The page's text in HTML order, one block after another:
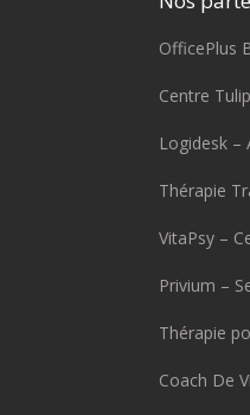
OfficePlus
Centre
Logidesk –
Thérapie
VitaPsy –
Privium –
Thérapie
Coach De